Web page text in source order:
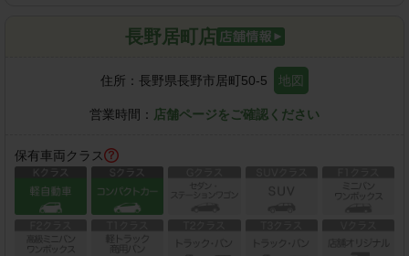
長野居町店
住所： 長野県長野市居町50-5 地図
営業時間： 店舗ページをご確認ください
保有車両クラス